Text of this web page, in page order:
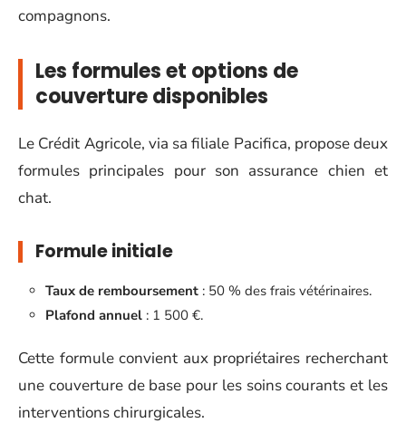
compagnons.
Les formules et options de
couverture disponibles
Le Crédit Agricole, via sa filiale Pacifica, propose deux
formules principales pour son assurance chien et
chat.
Formule initiale
Taux de remboursement : 50 % des frais vétérinaires.
Plafond annuel : 1 500 €.
Cette formule convient aux propriétaires recherchant
une couverture de base pour les soins courants et les
interventions chirurgicales.